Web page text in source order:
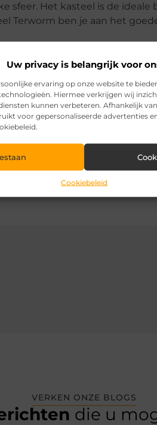
Uw privacy is belangrijk voor
ervaring op onze website te
Hiermee verkrijgen wij
kunnen verbeteren. Afhankelijk
voor gepersonaliseerde advertenties
Cookiebeleid
sfeer. Het kasteel is de
Terworm ben je aan het
Trakteer jezelf op een
Pinterest
VERKEN ONZE BLOGS
die u